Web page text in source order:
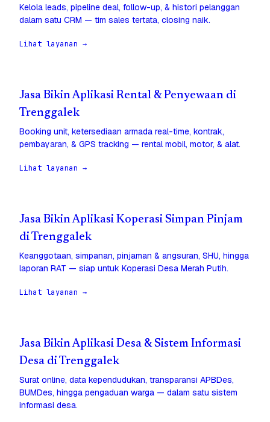
Kelola leads, pipeline deal, follow-up, & histori pelanggan
dalam satu CRM — tim sales tertata, closing naik.
Lihat layanan →
Jasa Bikin Aplikasi Rental & Penyewaan di
Trenggalek
Booking unit, ketersediaan armada real-time, kontrak,
pembayaran, & GPS tracking — rental mobil, motor, & alat.
Lihat layanan →
Jasa Bikin Aplikasi Koperasi Simpan Pinjam
di Trenggalek
Keanggotaan, simpanan, pinjaman & angsuran, SHU, hingga
laporan RAT — siap untuk Koperasi Desa Merah Putih.
Lihat layanan →
Jasa Bikin Aplikasi Desa & Sistem Informasi
Desa di Trenggalek
Surat online, data kependudukan, transparansi APBDes,
BUMDes, hingga pengaduan warga — dalam satu sistem
informasi desa.